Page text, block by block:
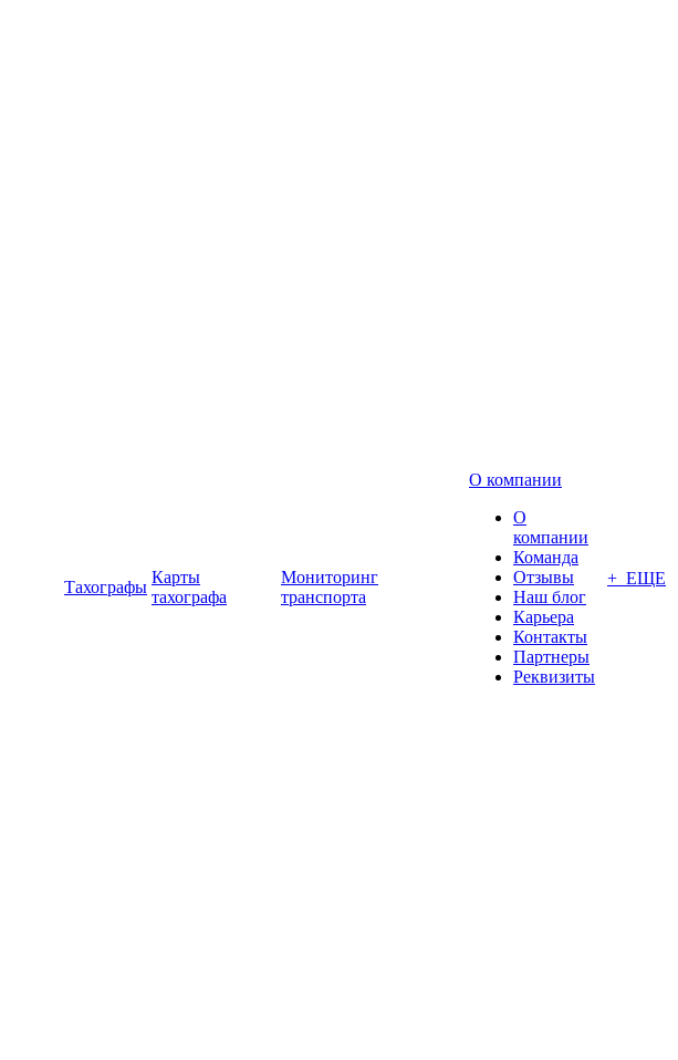
Тахографы
Карты
тахографа
Мониторинг
транспорта
О компании
О
компании
Команда
Отзывы
Наш блог
Карьера
Контакты
Партнеры
Реквизиты
+ ЕЩЕ